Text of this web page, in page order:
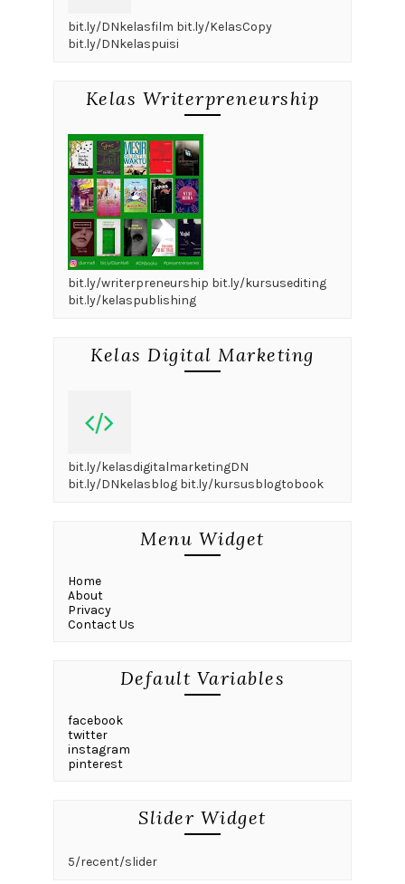
bit.ly/DNkelasfilm bit.ly/KelasCopy
bit.ly/DNkelaspuisi
Kelas Writerpreneurship
bit.ly/writerpreneurship bit.ly/kursusediting
bit.ly/kelaspublishing
Kelas Digital Marketing
bit.ly/kelasdigitalmarketingDN
bit.ly/DNkelasblog bit.ly/kursusblogtobook
Menu Widget
Home
About
Privacy
Contact Us
Default Variables
facebook
twitter
instagram
pinterest
Slider Widget
5/recent/slider